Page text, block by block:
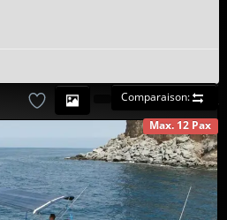
Comparaison:
Max. 12 Pax
DISPONIBLE